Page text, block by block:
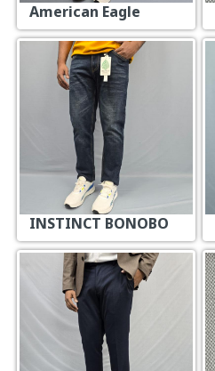
American Eagle
INSTINCT BONOBO